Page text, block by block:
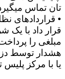
تان تماس
• قراردادهای
قرار داد با یک
مبلغی را
هشدار توسط
یا با مرکز